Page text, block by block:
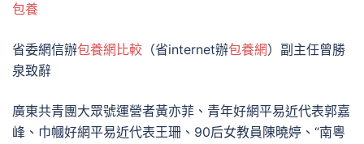
包養
省委網信辦包養網比較 （省internet辦包養網）副主任曾勝
泉致辭
廣東共青團大眾號運營者黃亦菲、青年好網平易近代表郭嘉
峰、巾幗好網平易近代表王珊、90后女教員陳曉婷、“南粵